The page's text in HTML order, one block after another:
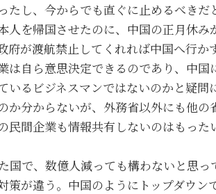
たし、今からでも直ぐに止めるべきだ
人を帰国させたのに、中国の正月休
府が渡航禁止してくれれば中国へ行か
は自ら意思決定できるのであり、中国
いるビジネスマンではないのかと疑問
か分からないが、外務省以外にも他の
民間企業も情報共有しないのはもった
国で、数億人減っても構わないと思っ
策が違う。中国のようにトップダウン